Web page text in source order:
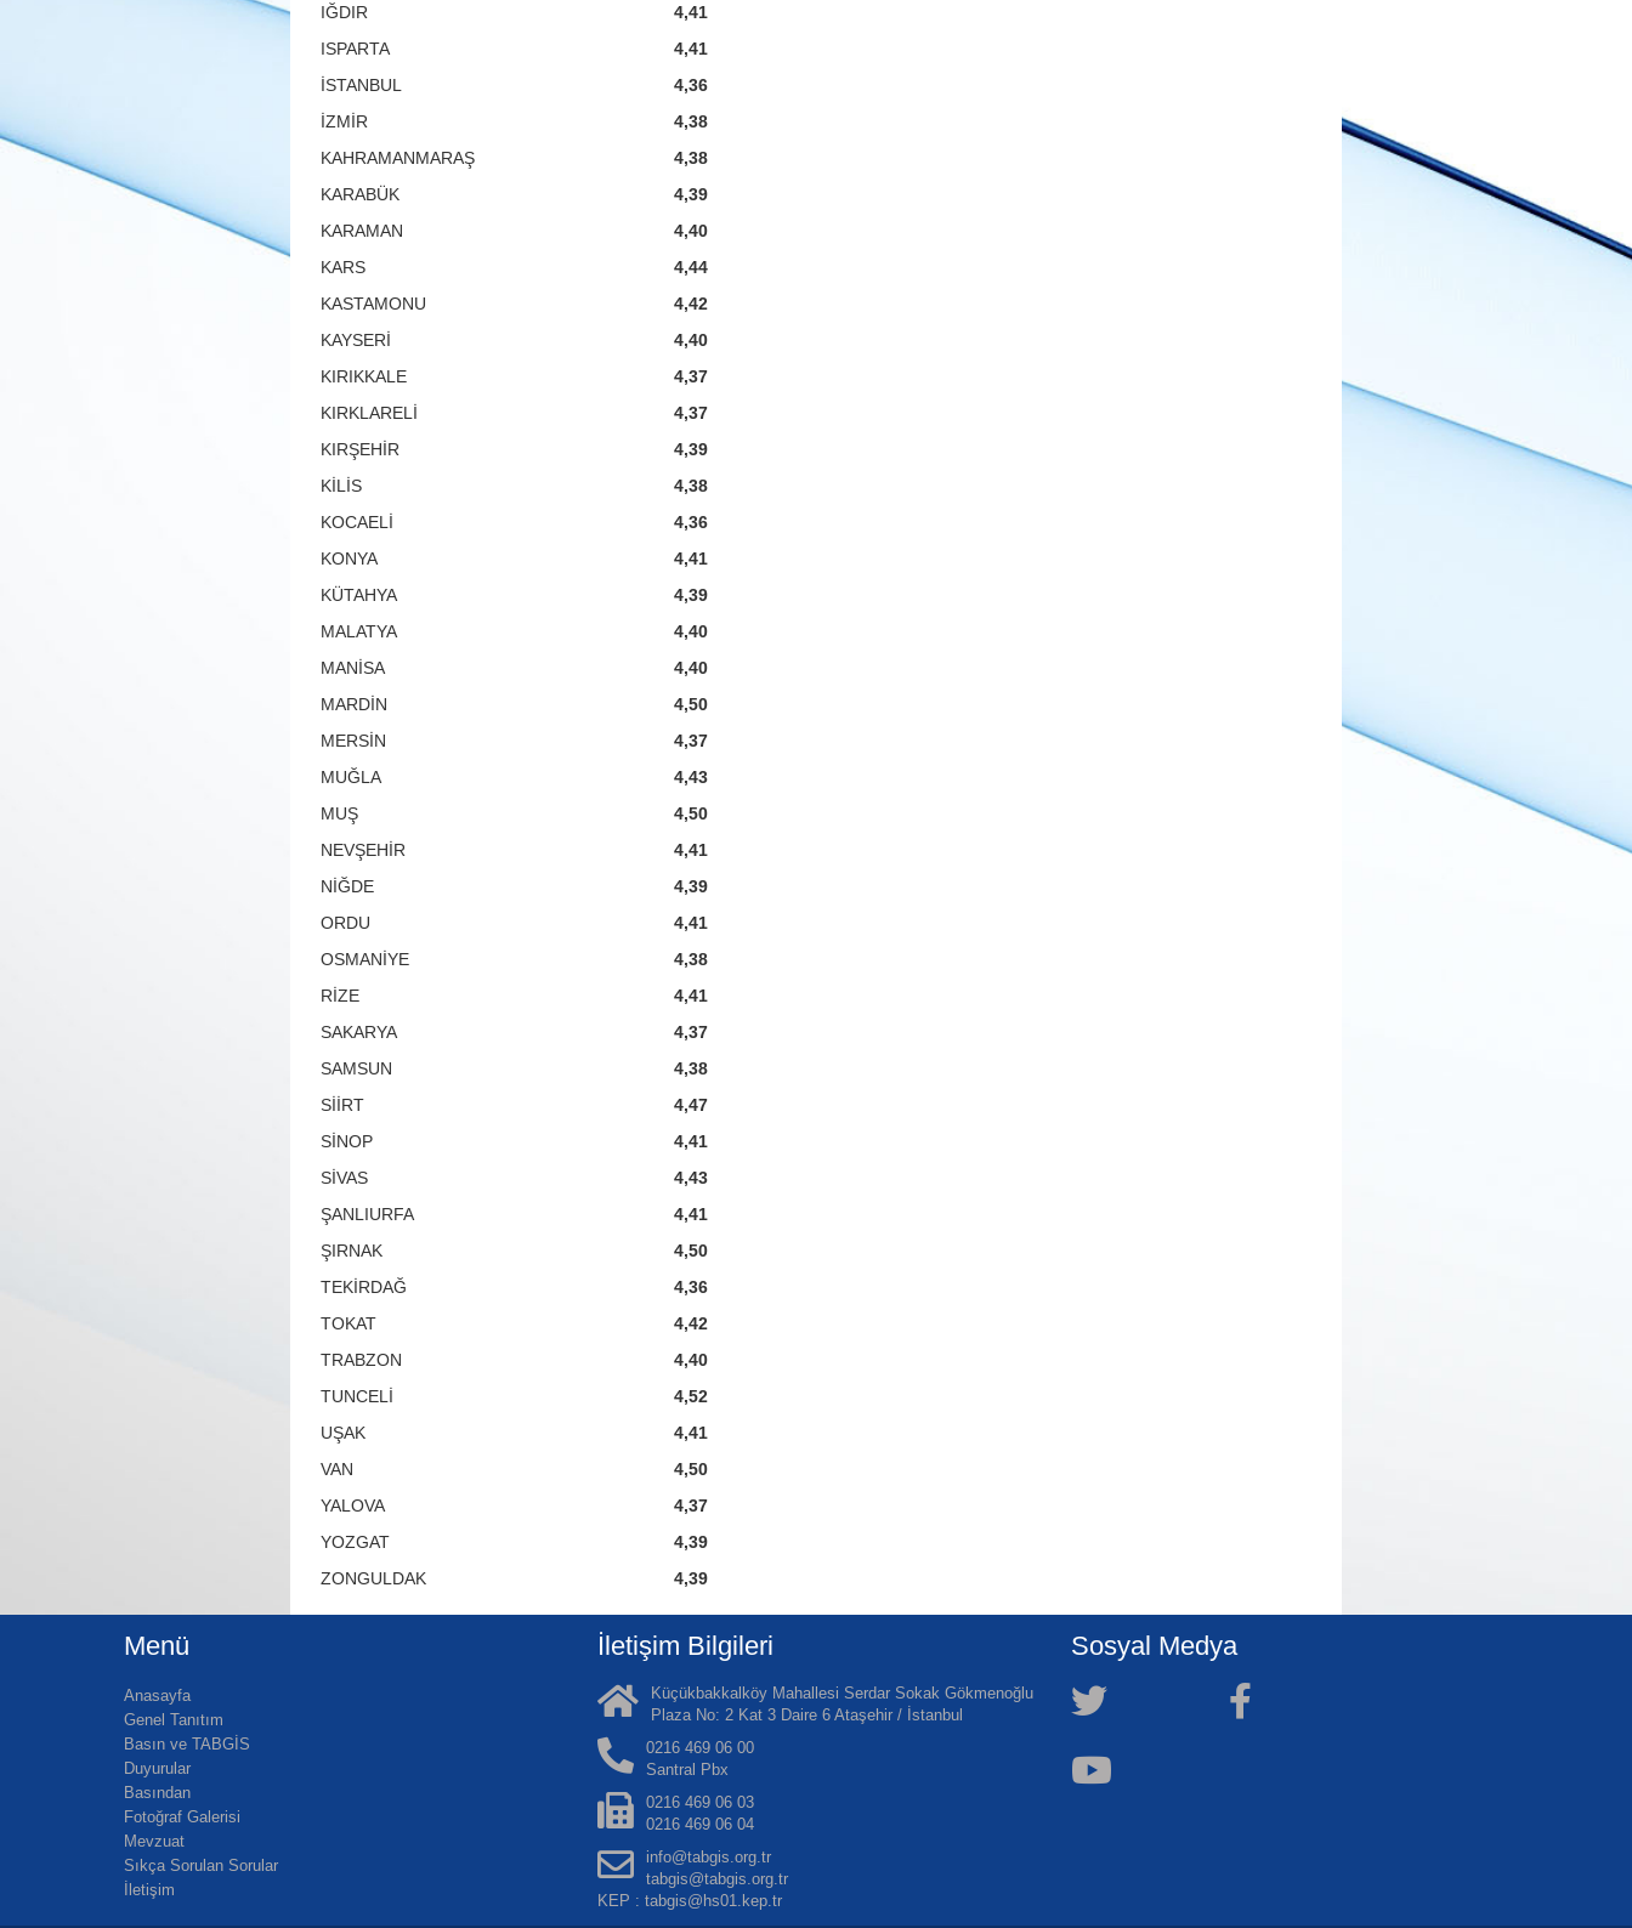
IĞDIR
4,41
ISPARTA
4,41
İSTANBUL
4,36
İZMİR
4,38
KAHRAMANMARAŞ
4,38
KARABÜK
4,39
KARAMAN
4,40
KARS
4,44
KASTAMONU
4,42
KAYSERİ
4,40
KIRIKKALE
4,37
KIRKLARELİ
4,37
KIRŞEHİR
4,39
KİLİS
4,38
KOCAELİ
4,36
KONYA
4,41
KÜTAHYA
4,39
MALATYA
4,40
MANİSA
4,40
MARDİN
4,50
MERSİN
4,37
MUĞLA
4,43
MUŞ
4,50
NEVŞEHİR
4,41
NİĞDE
4,39
ORDU
4,41
OSMANİYE
4,38
RİZE
4,41
SAKARYA
4,37
SAMSUN
4,38
SİİRT
4,47
SİNOP
4,41
SİVAS
4,43
ŞANLIURFA
4,41
ŞIRNAK
4,50
TEKİRDAĞ
4,36
TOKAT
4,42
TRABZON
4,40
TUNCELİ
4,52
UŞAK
4,41
VAN
4,50
YALOVA
4,37
YOZGAT
4,39
ZONGULDAK
4,39
Menü
Anasayfa
Genel Tanıtım
Basın ve TABGİS
Duyurular
Basından
Fotoğraf Galerisi
Mevzuat
Sıkça Sorulan Sorular
İletişim
İletişim Bilgileri
Küçükbakkalköy Mahallesi Serdar Sokak Gökmenoğlu
Plaza No: 2 Kat 3 Daire 6 Ataşehir / İstanbul
0216 469 06 00
Santral Pbx
0216 469 06 03
0216 469 06 04
info@tabgis.org.tr
tabgis@tabgis.org.tr
KEP : tabgis@hs01.kep.tr
Sosyal Medya